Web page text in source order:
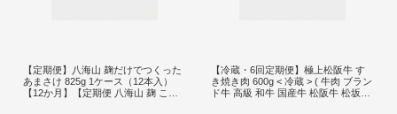
【定期便】八海山 麹だけでつくった
あまさけ 825g 1ケース（12本入）
【12か月】【定期便 八海山 麹 こう
【冷蔵・6回定期便】極上松阪牛 す
き焼き肉 600g < 冷蔵 > ( 牛肉 ブラン
ド牛 高級 和牛 国産牛 松阪牛 松坂牛